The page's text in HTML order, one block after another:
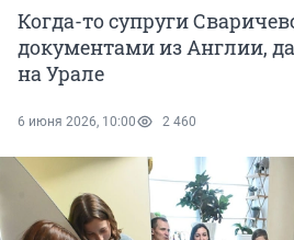
Когда-то супруги
документами из Англии,
на Урале
6 июня 2026, 10:00 2 460